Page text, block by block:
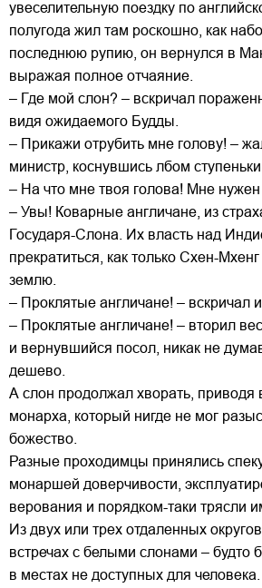
увеселительную поездку по
полугода жил там роскошно, как
последнюю рупию, он вернулся в
выражая полное отчаяние.
– Где мой слон? – вскричал
видя ожидаемого Будды.
– Прикажи отрубить мне голову! –
министр, коснувшись лбом ступеньки
– На что мне твоя голова! Мне нужен
– Увы! Коварные англичане, из
Государя-Слона. Их власть над
прекратиться, как только Схен-
землю.
– Проклятые англичане! – вскричал
– Проклятые англичане! – вторил
и вернувшийся посол, никак не
дешево.
А слон продолжал хворать, приводя
монарха, который нигде не мог
божество.
Разные проходимцы принялись
монаршей доверчивости,
верования и порядком-таки трясли
Из двух или трех отдаленных
встречах с белыми слонами – будто
в местах не доступных для человека.